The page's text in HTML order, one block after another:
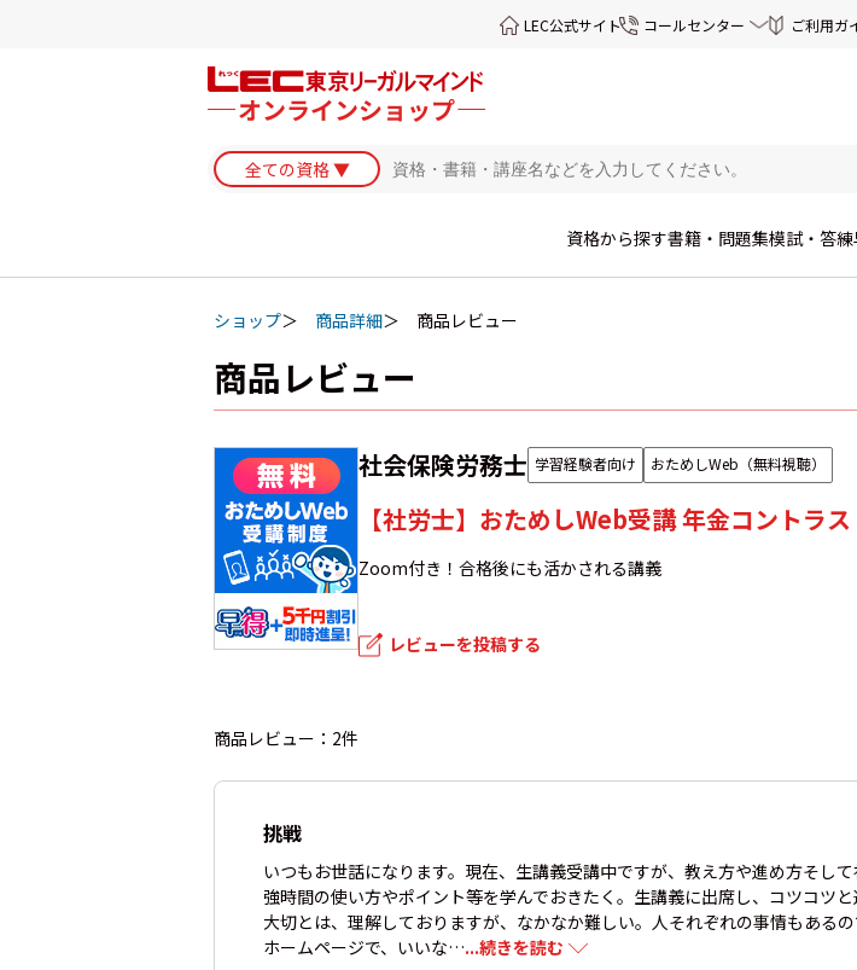
LEC公式サイト コールセンター ご利用ガ
資格から探す書籍・問題集模試・答練
ショップ 商品詳細 商品レビュー
商品レビュー
社会保険労務士 学習経験者向け おためしWeb（無料視聴）
【社労士】おためしWeb受講 年金コントラ
Zoom付き！合格後にも活かされる講義
レビューを投稿する
商品レビュー：2件
挑戦
いつもお世話になります。現在、生講義受講中ですが、教え方や進め方そし
強時間の使い方やポイント等を学んでおきたく。生講義に出席し、コツコツ
大切とは、理解しておりますが、なかなか難しい。人それぞれの事情もある
ホームページで、いいな…...続きを読む